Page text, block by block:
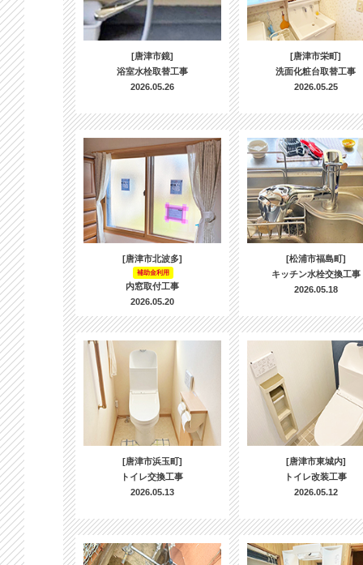
[唐津市鏡]
浴室水栓取替工事
2026.05.26
[唐津市栄町]
洗面化粧台取替工事
2026.05.25
[唐津市北波多]
補助金利用
内窓取付工事
2026.05.20
[松浦市福島町]
キッチン水栓交換工事
2026.05.18
[唐津市浜玉町]
トイレ交換工事
2026.05.13
[唐津市東城内]
トイレ改装工事
2026.05.12